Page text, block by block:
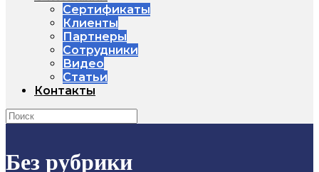
Сертификаты
Клиенты
Партнеры
Сотрудники
Видео
Статьи
Контакты
Без рубрики